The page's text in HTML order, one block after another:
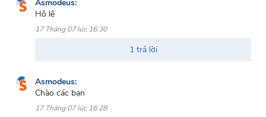
Asmodeus:
Hô lê
17 Tháng 07 lúc 16:30
1 trả lời
Asmodeus:
Chào các bạn
17 Tháng 07 lúc 16:28